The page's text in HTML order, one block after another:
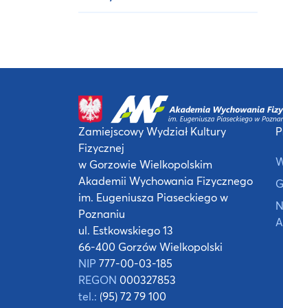
Zamiejscowy Wydział Kultury
Fizycznej
w Gorzowie Wielkopolskim
Akademii Wychowania Fizycznego
im. Eugeniusza Piaseckiego w
Poznaniu
ul. Estkowskiego 13
66-400 Gorzów Wielkopolski
NIP 777-00-03-185
REGON 000327853
tel.: (95) 72 79 100